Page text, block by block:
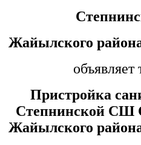
Жайылского
объявляет
Пристройка
Степнинской СШ
Жайылского